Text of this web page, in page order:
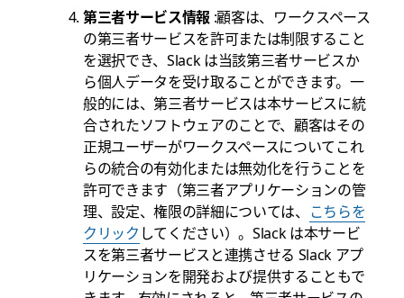
第三者サービス情報 :顧客は、ワークスペース
の第三者サービスを許可または制限すること
を選択でき、Slack は当該第三者サービスか
ら個人データを受け取ることができます。一
般的には、第三者サービスは本サービスに統
合されたソフトウェアのことで、顧客はその
正規ユーザーがワークスペースについてこれ
らの統合の有効化または無効化を行うことを
許可できます（第三者アプリケーションの管
理、設定、権限の詳細については、 こちらを
クリック してください）。Slack は本サービ
スを第三者サービスと連携させる Slack アプ
リケーションを開発および提供することもで